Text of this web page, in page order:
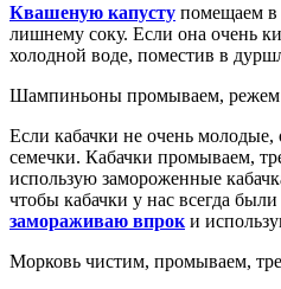
Квашеную капусту помещаем в
лишнему соку. Если она очень
холодной воде, поместив в
Шампиньоны промываем, режем
Если кабачки не очень
семечки. Кабачки промываем,
использую замороженные
чтобы кабачки у нас всегда
замораживаю впрок и
Морковь чистим, промываем,